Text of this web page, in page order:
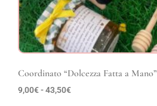
Coordinato “Dolcezza Fatta a Mano”
9,00€-43,50€